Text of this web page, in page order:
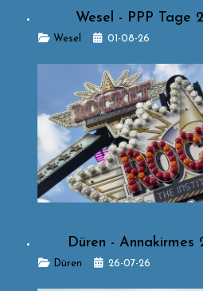
Wesel - PPP Tage
Details
Wesel 01-08-26
Düren - Annakirmes
Details
Düren 26-07-26